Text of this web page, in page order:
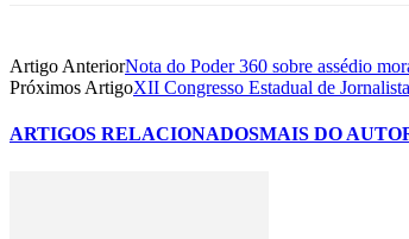
Artigo AnteriorNota do Poder 360 sobre assédio
Próximos ArtigoXII Congresso Estadual de
ARTIGOS RELACIONADOSMAIS DO